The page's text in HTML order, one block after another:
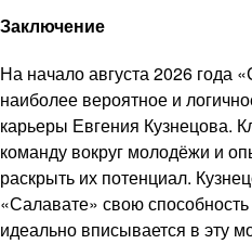
Заключение
На начало августа 2026 года
наиболее вероятное и
карьеры Евгения Кузнецова.
команду вокруг молодёжи и
раскрыть их потенциал.
«Салавате» свою
идеально вписывается в эту